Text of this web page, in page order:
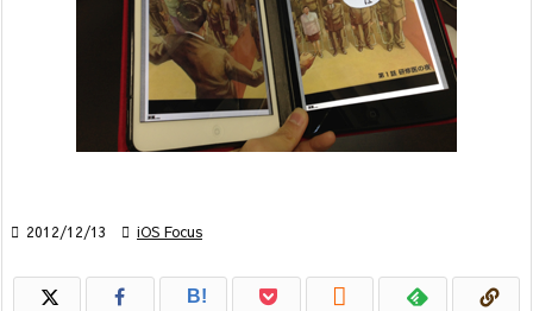
 2012/12/13  iOS Focus
B! 